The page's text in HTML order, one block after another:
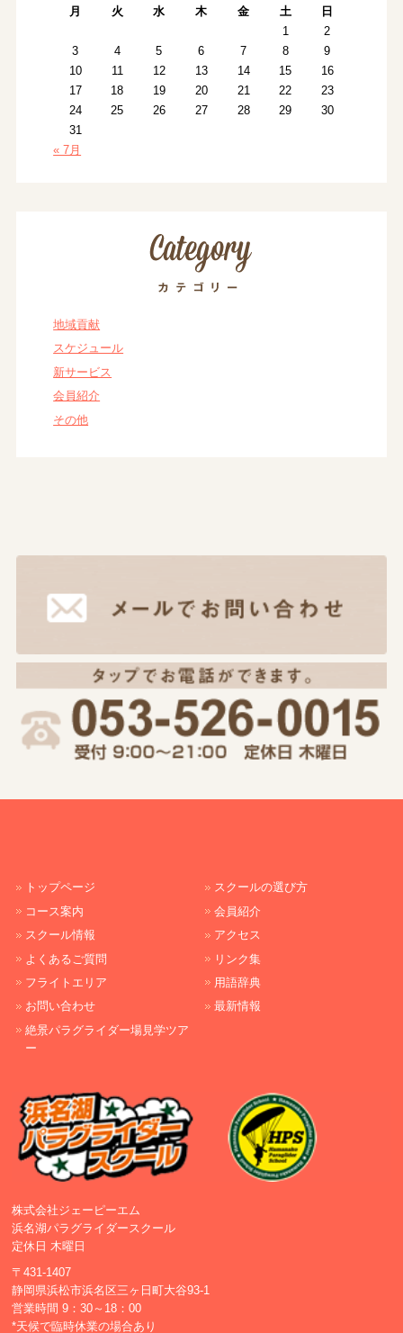
月
火 水 木 金 土
日
1
2
3
4 5 6 7 8
9
10
11 12 13 14 15
16
17
18 19 20 21 22
23
24
25 26 27 28 29
30
31
« 7月
地域貢献
スケジュール
新サービス
会員紹介
その他
トップページ
コース案内
スクール情報
よくあるご質問
フライトエリア
お問い合わせ
絶景パラグライダー場見学ツア
ー
スクールの選び方
会員紹介
アクセス
リンク集
用語辞典
最新情報
株式会社ジェーピーエム
浜名湖パラグライダースクール
定休日 木曜日
〒431-1407
静岡県浜松市浜名区三ヶ日町大谷93-1
営業時間 9：30～18：00
*天候で臨時休業の場合あり